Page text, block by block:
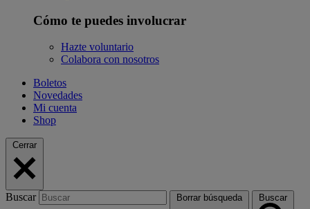
Cómo te puedes involucrar
Hazte voluntario
Colabora con nosotros
Boletos
Novedades
Mi cuenta
Shop
Cerrar
Buscar Borrar búsqueda Buscar